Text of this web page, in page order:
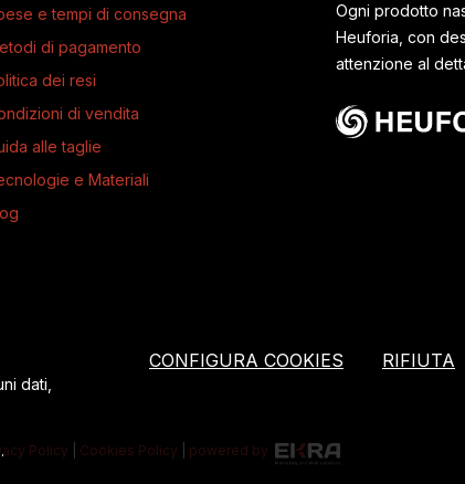
e tempi di consegna
di pagamento
dei resi
di vendita
alle taglie
e Materiali
Ogni prodotto
Heuforia, con
attenzione al
Policy Cookies Policy powered by
dati,
CONFIGURA COOKIES RIFIUTA